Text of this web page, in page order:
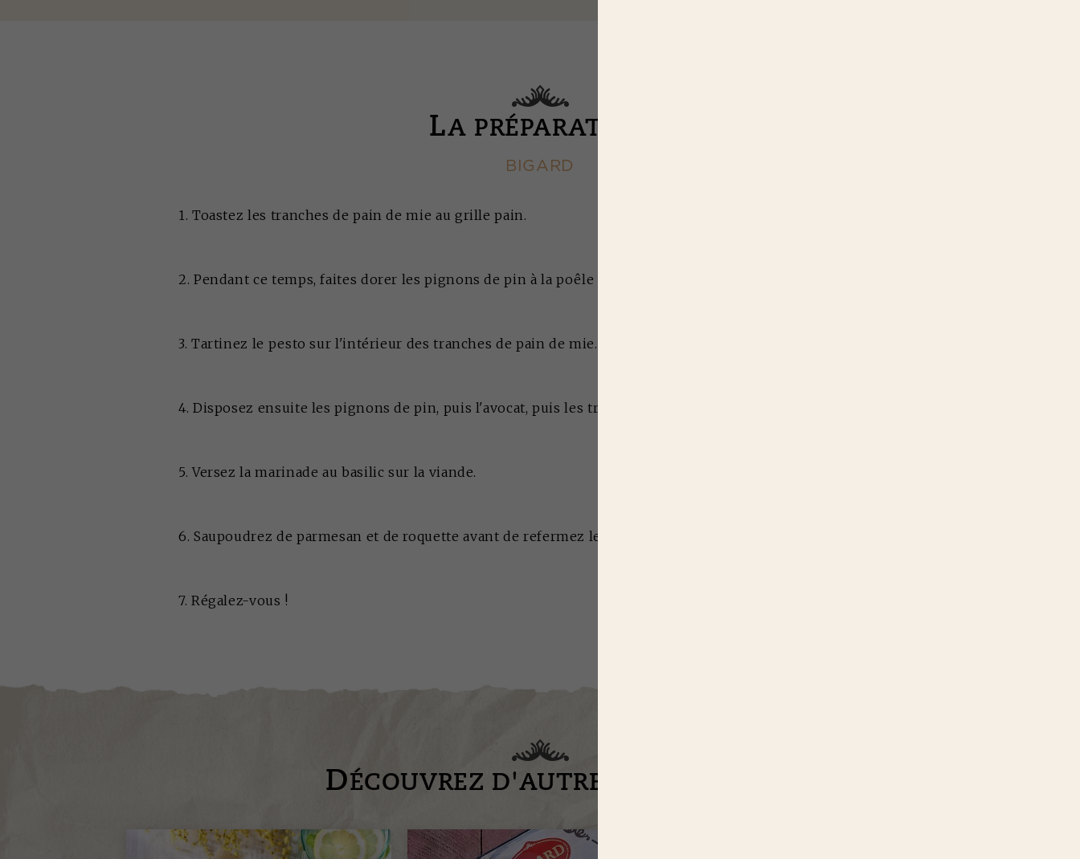
LA PRÉPARATION
BIGARD
1. Toastez les tranches de pain de mie au grille pain.
2. Pendant ce temps, faites dorer les pignons de pin à la poêle et découpez l'avocat en lamelles.
3. Tartinez le pesto sur l'intérieur des tranches de pain de mie.
4. Disposez ensuite les pignons de pin, puis l'avocat, puis les tranches de carpaccio.
5. Versez la marinade au basilic sur la viande.
6. Saupoudrez de parmesan et de roquette avant de refermez le sandwich.
7. Régalez-vous !
DÉCOUVREZ D'AUTRES RECETTES